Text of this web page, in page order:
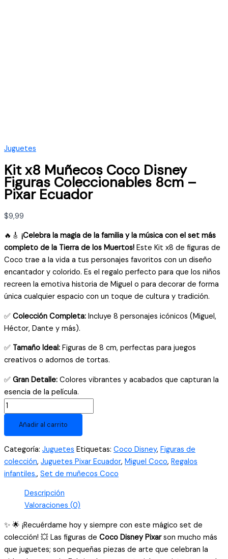
Juguetes
Kit x8 Muñecos Coco Disney
Figuras Coleccionables 8cm –
Pixar Ecuador
$9,99
🔥🎸 ¡Celebra la magia de la familia y la música con el set más
completo de la Tierra de los Muertos! Este Kit x8 de figuras de
Coco trae a la vida a tus personajes favoritos con un diseño
encantador y colorido. Es el regalo perfecto para que los niños
recreen la emotiva historia de Miguel o para decorar de forma
única cualquier espacio con un toque de cultura y tradición.
✅ Colección Completa: Incluye 8 personajes icónicos (Miguel,
Héctor, Dante y más).
✅ Tamaño Ideal: Figuras de 8 cm, perfectas para juegos
creativos o adornos de tortas.
✅ Gran Detalle: Colores vibrantes y acabados que capturan la
esencia de la película.
Kit
x8
Muñecos
Disney
Figuras
Coleccionables
Ecuador
cantidad
Añadir al carrito
Categoría: Juguetes Etiquetas: Coco Disney, Figuras de
colección, Juguetes Pixar Ecuador, Miguel Coco, Regalos
infantiles., Set de muñecos Coco
Descripción
Valoraciones (0)
✨ 🌟 ¡Recuérdame hoy y siempre con este mágico set de
colección! 💥 Las figuras de Coco Disney Pixarson mucho más
que juguetes; son pequeñas piezas de arte que celebran la